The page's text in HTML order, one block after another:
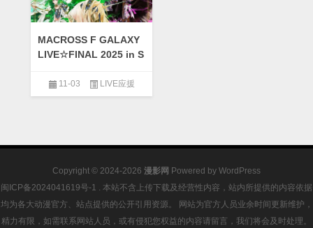
MACROSS F GALAXY
LIVE☆FINAL 2025 in S
11-03 LIVE应援
Copyright © 2024-2026 漫影网 Powered by WordPress
闽ICP备2024041619号-1 . 本站不含上传下载及经营性内容，站内所提供的内容依据
均为各大动漫官方、站点提供的公开引用资源。 网站为官方人员业余时间更新维护，
精力有限，如需联系网站人员，或有侵犯您权益的内容请留言，我们将会及时处理。